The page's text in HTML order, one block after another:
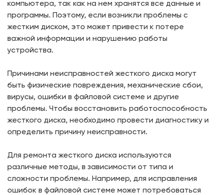
компьютера, так как на нем хранятся все данные и
программы. Поэтому, если возникли проблемы с
жестким диском, это может привести к потере
важной информации и нарушению работы
устройства.
Причинами неисправностей жесткого диска могут
быть физические повреждения, механические сбои,
вирусы, ошибки в файловой системе и другие
проблемы. Чтобы восстановить работоспособность
жесткого диска, необходимо провести диагностику и
определить причину неисправности.
Для ремонта жесткого диска используются
различные методы, в зависимости от типа и
сложности проблемы. Например, для исправления
ошибок в файловой системе может потребоваться